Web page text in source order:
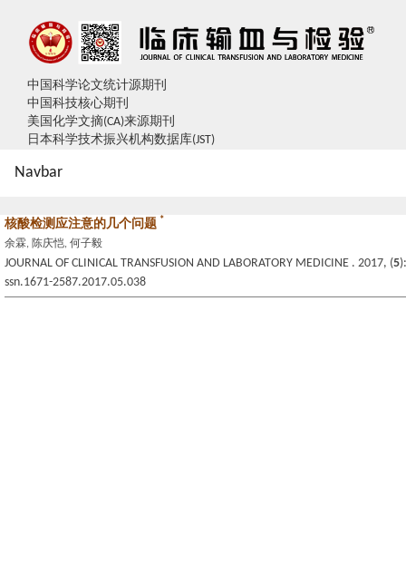
中国科学论文统计源期刊
中国科技核心期刊
美国化学文摘(CA)来源期刊
日本科学技术振兴机构数据库(JST)
Navbar
核酸检测应注意的几个问题 *
余霖, 陈庆恺, 何子毅
JOURNAL OF CLINICAL TRANSFUSION AND LABORATORY MEDICINE . 2017, (5
ssn.1671-2587.2017.05.038